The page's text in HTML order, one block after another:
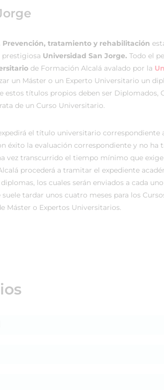
Prevención, tratamiento y rehabilitación
prestigiosa Universidad San Jorge. Todo el
de Formación Alcalá avalado por la
un Máster o un Experto Universitario un
estos títulos propios deben ser Diplomados,
de un Curso Universitario.
el título universitario
éxito la evaluación correspondiente y no ha
vez transcurrido el tiempo mínimo que
procederá a tramitar el expediente
los cuales serán enviados a cada
tardar unos cuatro meses para los
Máster o Expertos Universitarios.